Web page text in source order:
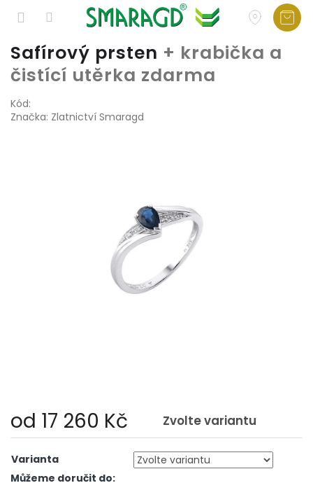
Přejít
na
obsah
Safírový prsten + krabička a
čistící utěrka zdarma
Kód:
Značka: Zlatnictví Smaragd
od 17 260 Kč Zvolte variantu
cena:
Varianta
Můžeme doručit do: